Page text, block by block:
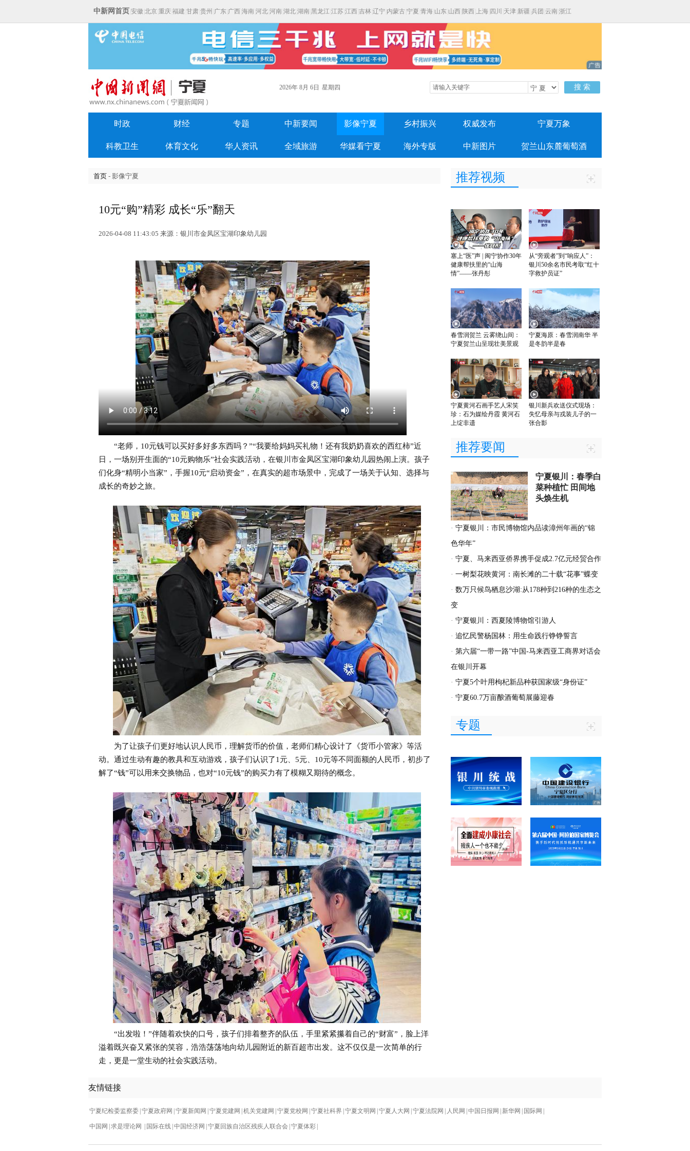
中新网首页 安徽 北京 重庆 福建 甘肃 贵州 广东 广西 海南 河北 河南 湖北 湖南 黑龙江 江苏 江西 吉林 辽宁 内蒙古 宁夏 青海 山东 山西 陕西 上海 四川 天津 新疆 兵团 云南 浙江
2026年 8月 6日 星期四 搜 索
时政 财经 专题 中新要闻 影像宁夏 乡村振兴 权威发布 宁夏万象
科教卫生 体育文化 华人资讯 全域旅游 华媒看宁夏 海外专版 中新图片 贺兰山东麓葡萄酒
首页 - 影像宁夏
10元“购”精彩 成长“乐”翻天
2026-04-08 11:43:05 来源：银川市金凤区宝湖印象幼儿园
“老师，10元钱可以买好多好多东西吗？”“我要给妈妈买礼物！还有我奶奶喜欢的西红柿”近
日，一场别开生面的“10元购物乐”社会实践活动，在银川市金凤区宝湖印象幼儿园热闹上演。孩子
们化身“精明小当家”，手握10元“启动资金”，在真实的超市场景中，完成了一场关于认知、选择与
成长的奇妙之旅。
为了让孩子们更好地认识人民币，理解货币的价值，老师们精心设计了《货币小管家》等活
动。通过生动有趣的教具和互动游戏，孩子们认识了1元、5元、10元等不同面额的人民币，初步了
解了“钱”可以用来交换物品，也对“10元钱”的购买力有了模糊又期待的概念。
“出发啦！”伴随着欢快的口号，孩子们排着整齐的队伍，手里紧紧攥着自己的“财富”，脸上洋
溢着既兴奋又紧张的笑容，浩浩荡荡地向幼儿园附近的新百超市出发。这不仅仅是一次简单的行
走，更是一堂生动的社会实践活动。
推荐视频
塞上“医”声 | 闽宁协作30年
健康帮扶里的“山海
情”——张丹彤
从“旁观者”到“响应人”：
银川50余名市民考取“红十
字救护员证”
春雪润贺兰 云雾绕山间：
宁夏贺兰山呈现壮美景观
宁夏海原：春雪润南华 半
是冬韵半是春
宁夏黄河石画手艺人宋笑
珍：石为媒绘丹霞 黄河石
上绽非遗
银川新兵欢送仪式现场：
失忆母亲与戎装儿子的一
张合影
推荐要闻
宁夏银川：春季白
菜种植忙 田间地
头焕生机
· 宁夏银川：市民博物馆内品读漳州年画的“锦
色华年”
· 宁夏、马来西亚侨界携手促成2.7亿元经贸合作
· 一树梨花映黄河：南长滩的二十载“花事”蝶变
· 数万只候鸟栖息沙湖:从178种到216种的生态之
变
· 宁夏银川：西夏陵博物馆引游人
· 追忆民警杨国林：用生命践行铮铮誓言
· 第六届“一带一路”中国-马来西亚工商界对话会
在银川开幕
· 宁夏5个叶用枸杞新品种获国家级“身份证”
· 宁夏60.7万亩酿酒葡萄展藤迎春
专题
友情链接
宁夏纪检委监察委 宁夏政府网 宁夏新闻网 宁夏党建网 机关党建网 宁夏党校网 宁夏社科界 宁夏文明网 宁夏人大网 宁夏法院网 人民网 中国日报网 新华网 国际网
中国网 求是理论网 国际在线 中国经济网 宁夏回族自治区残疾人联合会 宁夏体彩